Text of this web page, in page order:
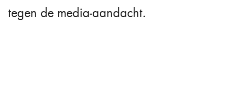
tegen de media-aandacht.